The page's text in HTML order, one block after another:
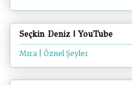
Seçkin Deniz | YouTube
Mıra | Öznel Şeyler